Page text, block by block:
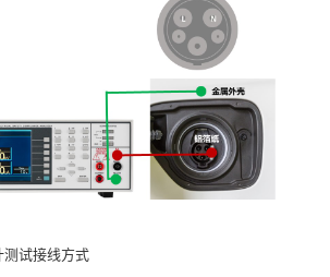
测试接线方式